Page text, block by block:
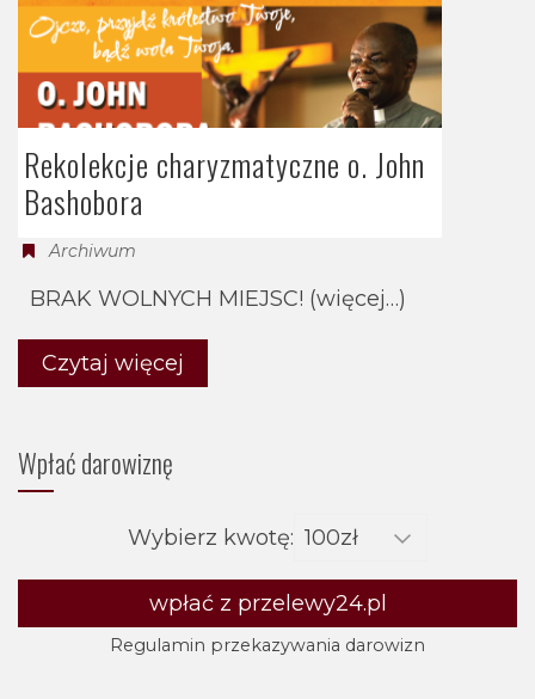
Rekolekcje charyzmatyczne o. John
Bashobora
Archiwum
BRAK WOLNYCH MIEJSC! (więcej…)
Czytaj więcej
Wpłać darowiznę
Wybierz kwotę:
wpłać z przelewy24.pl
Regulamin przekazywania darowizn